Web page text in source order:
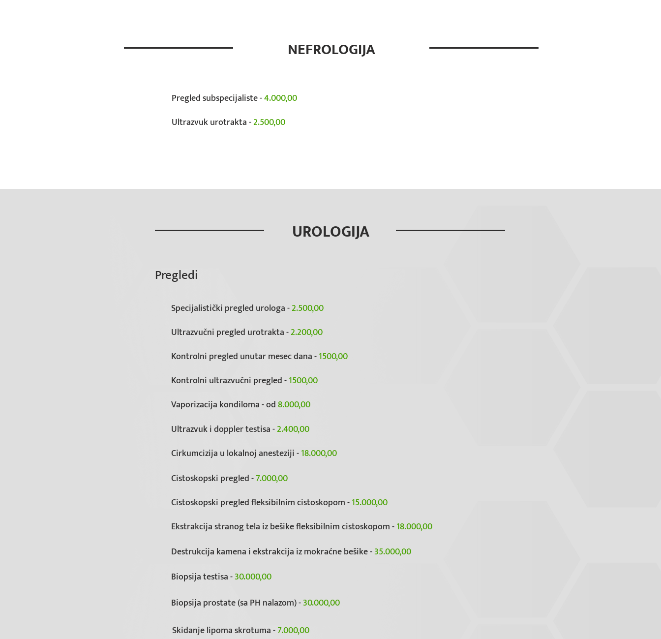
NEFROLOGIJA
Pregled subspecijaliste -4.000,00
Ultrazvuk urotrakta -2.500,00
UROLOGIJA
Pregledi
Specijalistički pregled urologa -2.500,00
Ultrazvučni pregled urotrakta -2.200,00
Kontrolni pregled unutar mesec dana -1500,00
Kontrolni ultrazvučni pregled -1500,00
Vaporizacija kondiloma - od8.000,00
Ultrazvuk i doppler testisa -2.400,00
Cirkumcizija u lokalnoj anesteziji -18.000,00
Cistoskopski pregled -7.000,00
Cistoskopski pregled fleksibilnim cistoskopom -15.000,00
Ekstrakcija stranog tela iz bešike fleksibilnim cistoskopom -18.000,00
Destrukcija kamena i ekstrakcija iz mokraćne bešike -35.000,00
Biopsija testisa -30.000,00
Biopsija prostate (sa PH nalazom) -30.000,00
Skidanje lipoma skrotuma -7.000,00